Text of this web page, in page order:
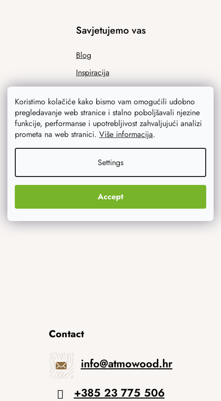
Koristimo kolačiće kako bismo vam omogućili udobno
pregledavanje web stranice i stalno poboljšavali njezine
funkcije, performanse i upotrebljivost zahvaljujući analizi
prometa na web stranici. Više informacija.
Settings
Accept
Savjetujemo vas
Blog
Inspiracija
Ono što vas najviše zanima
Originalni pokloni
Contact
info@atmowood.hr
+385 23 775 506